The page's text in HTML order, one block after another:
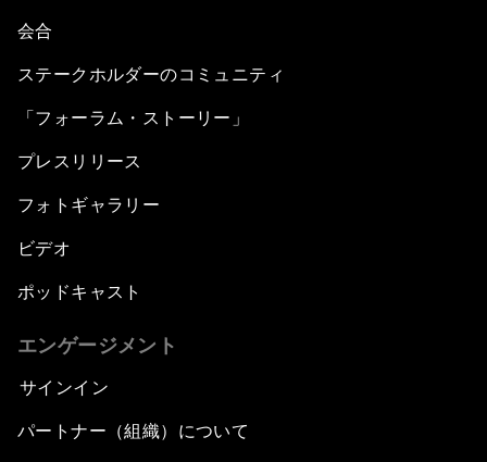
会合
ステークホルダーのコミュニティ
「フォーラム・ストーリー」
プレスリリース
フォトギャラリー
ビデオ
ポッドキャスト
エンゲージメント
サインイン
パートナー（組織）について